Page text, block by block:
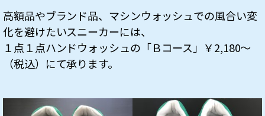
高額品やブランド品、マシンウォッシュでの風合い変
化を避けたいスニーカーには、
１点１点ハンドウォッシュの「Ｂコース」￥2,180～
（税込）にて承ります。